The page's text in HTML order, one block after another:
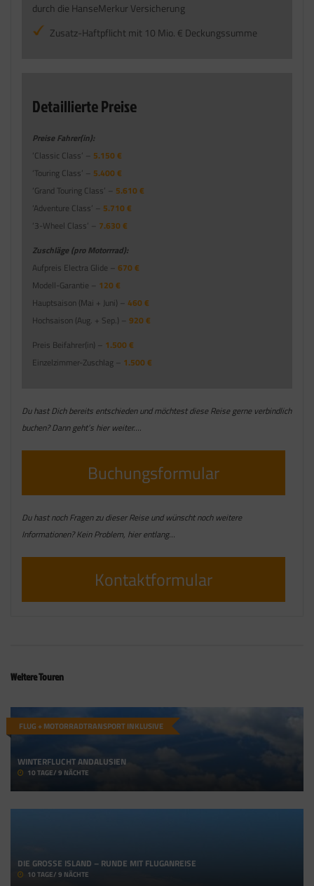
durch die HanseMerkur Versicherung
Zusatz-Haftpflicht mit 10 Mio. € Deckungssumme
Detaillierte Preise
Preise Fahrer(in):
‘Classic Class’ –
5.150 €
‘Touring Class’ –
5.400 €
‘Grand Touring Class’ – 5.610 €
‘Adventure Class’ – 5.710 €
‘3-Wheel Class’ – 7.630 €
Zuschläge (pro Motorrrad):
Aufpreis Electra Glide – 670 €
Modell-Garantie – 120 €
Hauptsaison (Mai + Juni) – 460 €
Hochsaison (Aug. + Sep.) – 920 €
Preis Beifahrer(in) – 1.500 €
Einzelzimmer-Zuschlag – 1.500 €
Du hast Dich bereits entschieden und möchtest diese Reise gerne verbindlich
buchen? Dann geht’s hier weiter….
Buchungsformular
Du hast noch Fragen zu dieser Reise und wünscht noch weitere
Informationen? Kein Problem, hier entlang…
Kontaktformular
Weitere Touren
FLUG + MOTORRADTRANSPORT INKLUSIVE
WINTERFLUCHT ANDALUSIEN
10 TAGE/ 9 NÄCHTE
DIE GROSSE ISLAND – RUNDE MIT FLUGANREISE
10 TAGE/ 9 NÄCHTE